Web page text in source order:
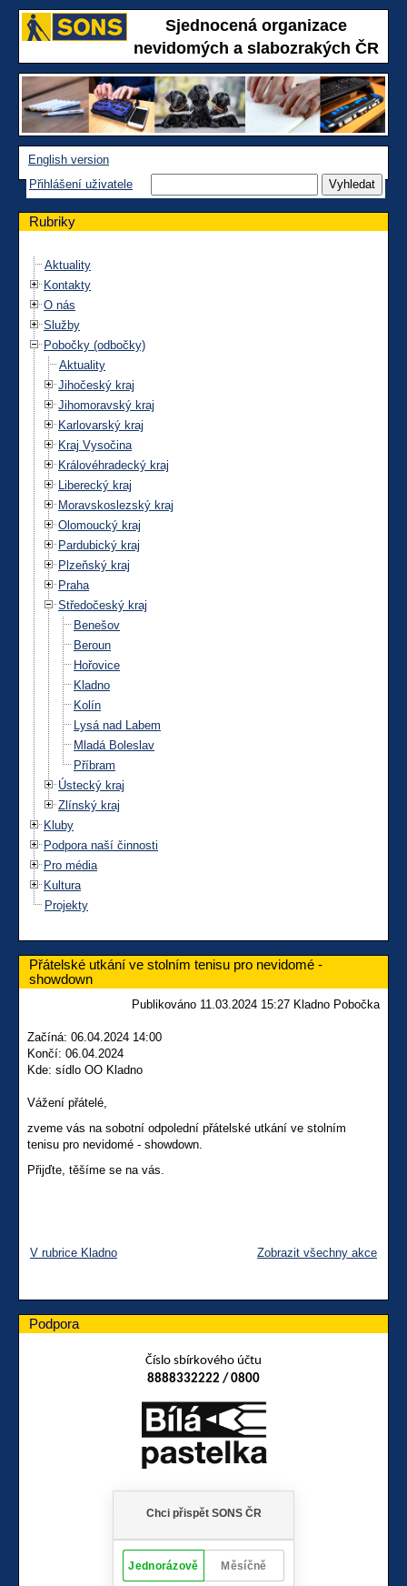
Sjednocená organizace
nevidomých a slabozrakých ČR
English version
Přihlášení uživatele
Rubriky
Aktuality
Kontakty
O nás
Služby
Pobočky (odbočky)
Aktuality
Jihočeský kraj
Jihomoravský kraj
Karlovarský kraj
Kraj Vysočina
Královéhradecký kraj
Liberecký kraj
Moravskoslezský kraj
Olomoucký kraj
Pardubický kraj
Plzeňský kraj
Praha
Středočeský kraj
Benešov
Beroun
Hořovice
Kladno
Kolín
Lysá nad Labem
Mladá Boleslav
Příbram
Ústecký kraj
Zlínský kraj
Kluby
Podpora naší činnosti
Pro média
Kultura
Projekty
Přátelské utkání ve stolním tenisu pro nevidomé -
showdown
Publikováno 11.03.2024 15:27 Kladno Pobočka
Začíná: 06.04.2024 14:00
Končí: 06.04.2024
Kde: sídlo OO Kladno
Vážení přátelé,
zveme vás na sobotní odpolední přátelské utkání ve stolním
tenisu pro nevidomé - showdown.
Přijďte, těšíme se na vás.
V rubrice Kladno Zobrazit všechny akce
Podpora
Číslo sbírkového účtu
8888332222 / 0800